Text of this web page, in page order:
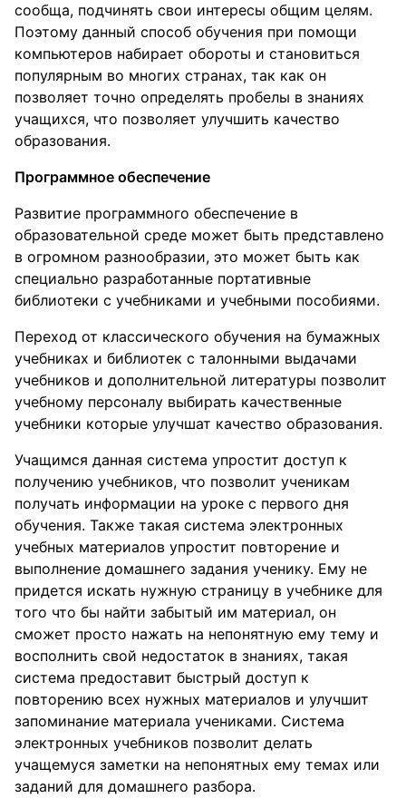
сообща, подчинять свои интересы общим целям.
Поэтому данный способ обучения при помощи
компьютеров набирает обороты и становиться
популярным во многих странах, так как он
позволяет точно определять пробелы в знаниях
учащихся, что позволяет улучшить качество
образования.
Программное обеспечение
Развитие программного обеспечение в
образовательной среде может быть представлено
в огромном разнообразии, это может быть как
специально разработанные портативные
библиотеки с учебниками и учебными пособиями.
Переход от классического обучения на бумажных
учебниках и библиотек с талонными выдачами
учебников и дополнительной литературы позволит
учебному персоналу выбирать качественные
учебники которые улучшат качество образования.
Учащимся данная система упростит доступ к
получению учебников, что позволит ученикам
получать информации на уроке с первого дня
обучения. Также такая система электронных
учебных материалов упростит повторение и
выполнение домашнего задания ученику. Ему не
придется искать нужную страницу в учебнике для
того что бы найти забытый им материал, он
сможет просто нажать на непонятную ему тему и
восполнить свой недостаток в знаниях, такая
система предоставит быстрый доступ к
повторению всех нужных материалов и улучшит
запоминание материала учениками. Система
электронных учебников позволит делать
учащемуся заметки на непонятных ему темах или
заданий для домашнего разбора.